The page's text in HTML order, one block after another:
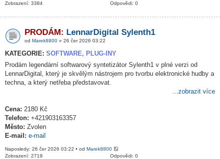
Odpovědi: 0
Zobrazení: 3384
PRODÁM: LennarDigital Sylenth1
od Marek8800 » 26 čer 2026 03:22
KATEGORIE: SOFTWARE, PLUG-INY
Prodám legendární softwarový syntetizátor Sylenth1 v plné verzi od
LennarDigital, který je skvělým nástrojem pro tvorbu elektronické hudby a
techna, a který netřeba představovat.
...zobrazit více
Cena: 2180 Kč
Telefon: +421903163357
Město: Zvolen
E-mail: e-mail
Naposledy: 26 čer 2026 03:22 • od Marek8800
Odpovědi: 0
Zobrazení: 2719